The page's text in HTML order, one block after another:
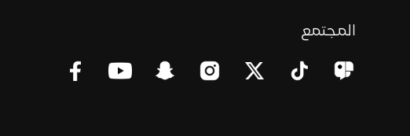
المجتمع